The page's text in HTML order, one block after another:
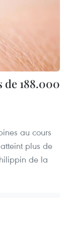
188.000
au cours
plus de
de la